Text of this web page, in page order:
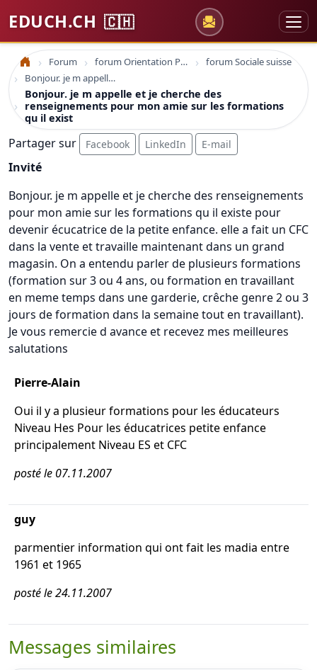
EDUCH.CH 🇨🇭
Accueil Forum forum Orientation Professionnelle
forum Sociale suisse
Bonjour. je m appelle et je cherche des renseignements pour mon amie sur les formations qu il exist
Bonjour. je m appelle et je cherche des
renseignements pour mon amie sur les formations
qu il exist
Partager sur Facebook LinkedIn E-mail
Invité
Bonjour. je m appelle et je cherche des renseignements
pour mon amie sur les formations qu il existe pour
devenir écucatrice de la petite enfance. elle a fait un CFC
dans la vente et travaille maintenant dans un grand
magasin. On a entendu parler de plusieurs formations
(formation sur 3 ou 4 ans, ou formation en travaillant
en meme temps dans une garderie, crêche genre 2 ou 3
jours de formation dans la semaine tout en travaillant).
Je vous remercie d avance et recevez mes meilleures
salutations
Pierre-Alain
Oui il y a plusieur formations pour les éducateurs
Niveau Hes Pour les éducatrices petite enfance
principalement Niveau ES et CFC
posté le 07.11.2007
guy
parmentier information qui ont fait les madia entre
1961 et 1965
posté le 24.11.2007
Messages similaires